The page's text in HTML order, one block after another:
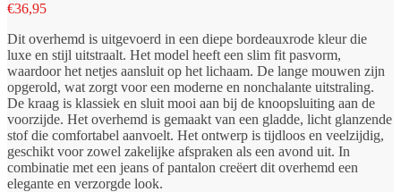
€36,95
Dit overhemd is uitgevoerd in een diepe bordeauxrode kleur die
luxe en stijl uitstraalt. Het model heeft een slim fit pasvorm,
waardoor het netjes aansluit op het lichaam. De lange mouwen zijn
opgerold, wat zorgt voor een moderne en nonchalante uitstraling.
De kraag is klassiek en sluit mooi aan bij de knoopsluiting aan de
voorzijde. Het overhemd is gemaakt van een gladde, licht glanzende
stof die comfortabel aanvoelt. Het ontwerp is tijdloos en veelzijdig,
geschikt voor zowel zakelijke afspraken als een avond uit. In
combinatie met een jeans of pantalon creëert dit overhemd een
elegante en verzorgde look.